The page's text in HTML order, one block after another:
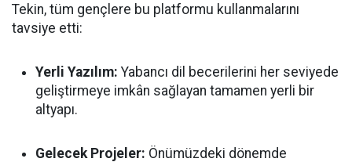
Tekin, tüm gençlere bu platformu kullanmalarını
tavsiye etti:
Yerli Yazılım: Yabancı dil becerilerini her seviyede
geliştirmeye imkân sağlayan tamamen yerli bir
altyapı.
Gelecek Projeler: Önümüzdeki dönemde